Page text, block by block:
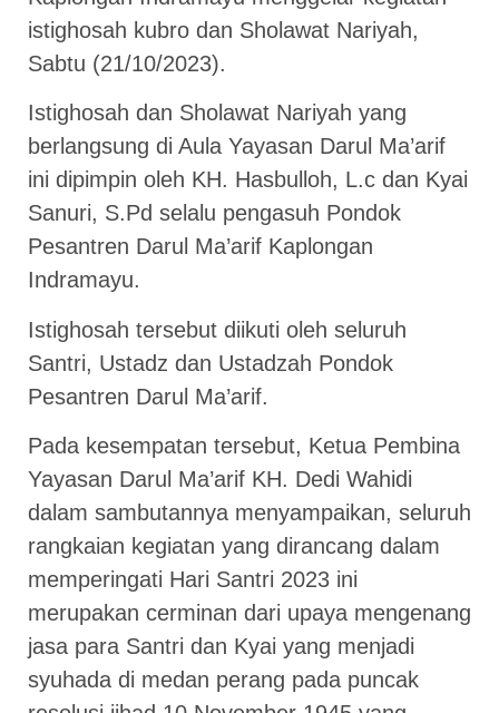
istighosah kubro dan Sholawat Nariyah,
Sabtu (21/10/2023).
Istighosah dan Sholawat Nariyah yang
berlangsung di Aula Yayasan Darul Ma’arif
ini dipimpin oleh KH. Hasbulloh, L.c dan Kyai
Sanuri, S.Pd selalu pengasuh Pondok
Pesantren Darul Ma’arif Kaplongan
Indramayu.
Istighosah tersebut diikuti oleh seluruh
Santri, Ustadz dan Ustadzah Pondok
Pesantren Darul Ma’arif.
Pada kesempatan tersebut, Ketua Pembina
Yayasan Darul Ma’arif KH. Dedi Wahidi
dalam sambutannya menyampaikan, seluruh
rangkaian kegiatan yang dirancang dalam
memperingati Hari Santri 2023 ini
merupakan cerminan dari upaya mengenang
jasa para Santri dan Kyai yang menjadi
syuhada di medan perang pada puncak